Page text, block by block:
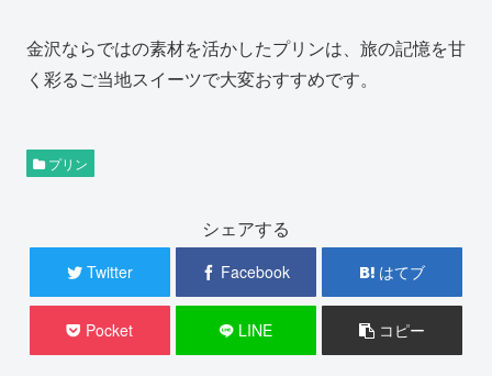
金沢ならではの素材を活かしたプリンは、旅の記憶を甘
く彩るご当地スイーツで大変おすすめです。
プリン
シェアする
Twitter Facebook はてブ
Pocket LINE コピー